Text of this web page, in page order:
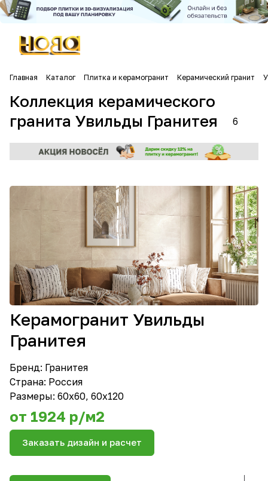
Главная Каталог Плитка и керамогранит Керамический гранит
Коллекция керамического
гранита Увильды Гранитея
6
Керамогранит Увильды
Гранитея
Бренд: Гранитея
Страна: Россия
Размеры: 60x60, 60x120
от 1924 р/м2
Заказать дизайн и расчет